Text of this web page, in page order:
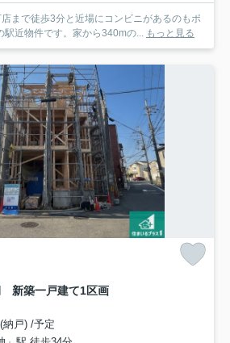
まで徒歩3分と近場にコンビニがあるのもポ
近物件です。家から340mの...
もっと見る
新築一戸建て1区画
納戸) /予定